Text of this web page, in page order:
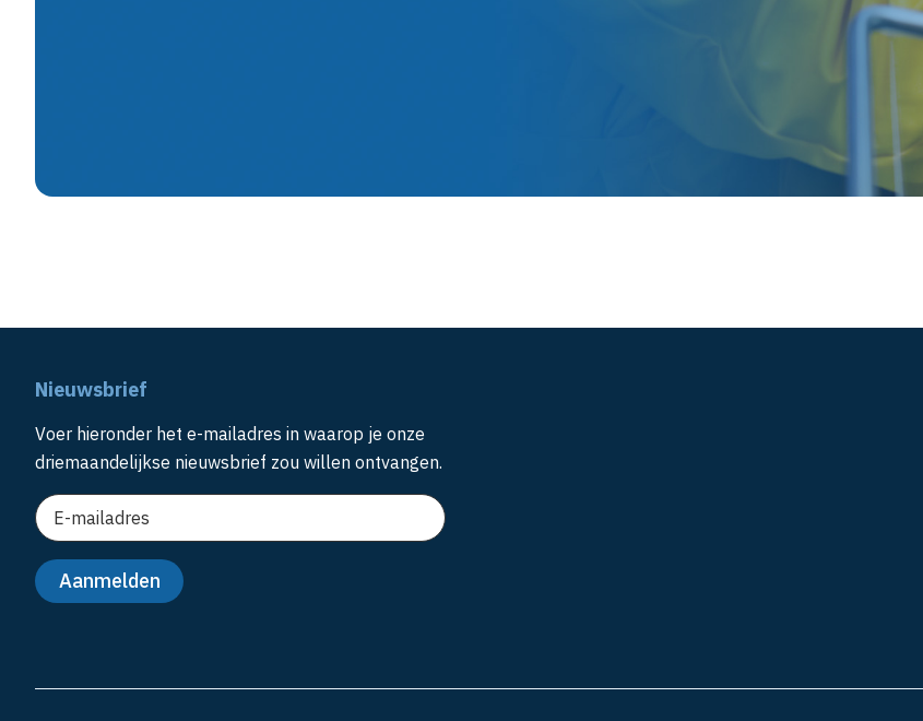
Nieuwsbrief
Voer hieronder het e-mailadres in waarop je onze
driemaandelijkse nieuwsbrief zou willen ontvangen.